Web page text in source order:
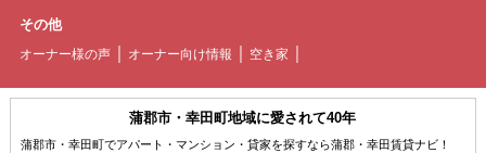
その他
オーナー様の声 オーナー向け情報 空き家
蒲郡市・幸田町地域に愛されて40年
蒲郡市・幸田町でアパート・マンション・貸家を探すなら蒲郡・幸田賃貸ナビ！